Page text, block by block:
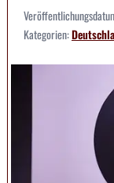
Kategorien: